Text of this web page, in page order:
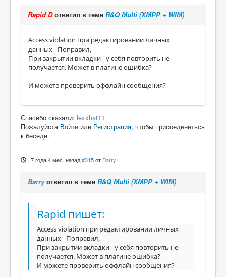
Rapid Dответил в теме R&Q Multi (XMPP + WIM)
Access violation при редактировании личных
данных - Поправил,
При закрытии вкладки - у себя повторить не
получается. Может в плагине ошибка?
И можете проверить оффлайн сообщения?
Спасибо сказали: lexxhat11
Пожалуйста Войти или Регистрация, чтобы присоединиться
к беседе.
7 года 4 мес. назад #315 отBarry
Barryответил в теме R&Q Multi (XMPP + WIM)
Rapid пишет:
Access violation при редактировании личных
данных - Поправил,
При закрытии вкладки - у себя повторить не
получается. Может в плагине ошибка?
И можете проверить оффлайн сообщения?